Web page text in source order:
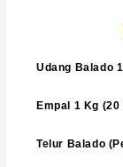
Udang Balado
Empal 1 Kg (20
Telur Balado